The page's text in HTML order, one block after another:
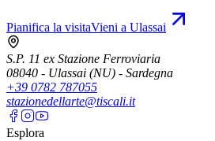
Pianifica la visitaVieni a Ulassai
S.P. 11 ex Stazione Ferroviaria
08040 - Ulassai (NU) - Sardegna
+39 0782 787055
stazionedellarte@tiscali.it
Esplora